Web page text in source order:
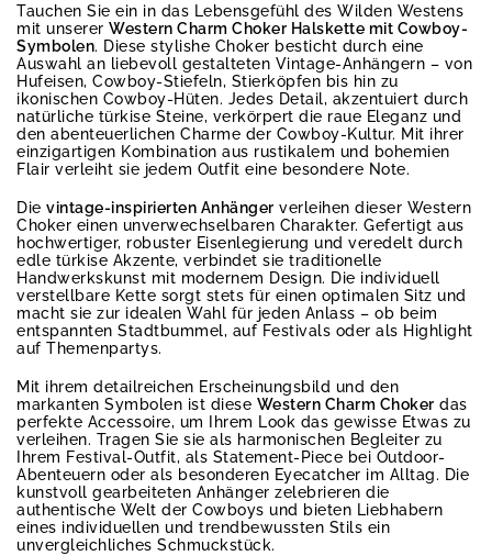
Tauchen Sie ein in das Lebensgefühl des Wilden Westens
mit unserer Western Charm Choker Halskette mit Cowboy-
Symbolen. Diese stylishe Choker besticht durch eine
Auswahl an liebevoll gestalteten Vintage-Anhängern – von
Hufeisen, Cowboy-Stiefeln, Stierköpfen bis hin zu
ikonischen Cowboy-Hüten. Jedes Detail, akzentuiert durch
natürliche türkise Steine, verkörpert die raue Eleganz und
den abenteuerlichen Charme der Cowboy-Kultur. Mit ihrer
einzigartigen Kombination aus rustikalem und bohemien
Flair verleiht sie jedem Outfit eine besondere Note.
Die vintage-inspirierten Anhänger verleihen dieser Western
Choker einen unverwechselbaren Charakter. Gefertigt aus
hochwertiger, robuster Eisenlegierung und veredelt durch
edle türkise Akzente, verbindet sie traditionelle
Handwerkskunst mit modernem Design. Die individuell
verstellbare Kette sorgt stets für einen optimalen Sitz und
macht sie zur idealen Wahl für jeden Anlass – ob beim
entspannten Stadtbummel, auf Festivals oder als Highlight
auf Themenpartys.
Mit ihrem detailreichen Erscheinungsbild und den
markanten Symbolen ist diese Western Charm Choker das
perfekte Accessoire, um Ihrem Look das gewisse Etwas zu
verleihen. Tragen Sie sie als harmonischen Begleiter zu
Ihrem Festival-Outfit, als Statement-Piece bei Outdoor-
Abenteuern oder als besonderen Eyecatcher im Alltag. Die
kunstvoll gearbeiteten Anhänger zelebrieren die
authentische Welt der Cowboys und bieten Liebhabern
eines individuellen und trendbewussten Stils ein
unvergleichliches Schmuckstück.